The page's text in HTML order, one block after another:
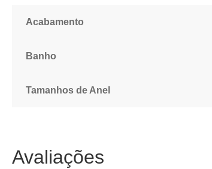
Acabamento
Banho
Tamanhos de Anel
Avaliações